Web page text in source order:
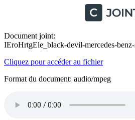
Document joint:
IEroHrtgEle_black-devil-mercedes-
Cliquez pour accéder au fichier
Format du document: audio/mpeg